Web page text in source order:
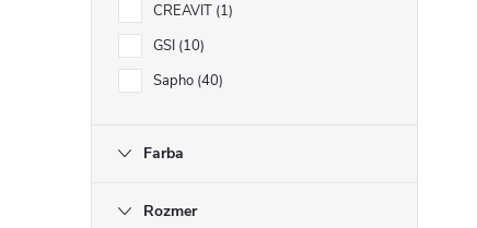
CREAVIT 1
GSI 10
Sapho 40
Farba
Rozmer